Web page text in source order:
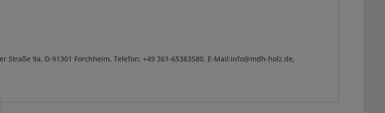
9a, D-91301 Forchheim, Telefon: +49 361-65383580, E-Mail:info@mdh-holz.de,